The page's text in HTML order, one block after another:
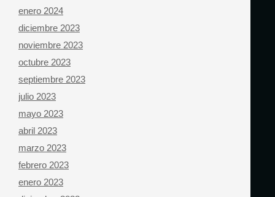
enero 2024
diciembre 2023
noviembre 2023
octubre 2023
septiembre 2023
julio 2023
mayo 2023
abril 2023
marzo 2023
febrero 2023
enero 2023